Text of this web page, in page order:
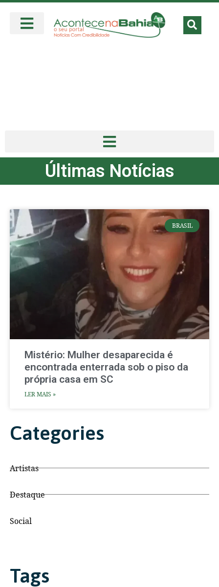
Últimas Notícias
BRASIL
Mistério: Mulher desaparecida é
encontrada enterrada sob o piso da
própria casa em SC
LER MAIS »
Categories
Artistas
Destaque
Social
Tags